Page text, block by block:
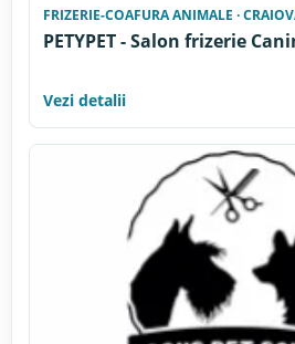
FRIZERIE-COAFURA ANIMALE ·
PETYPET - Salon frizerie
Vezi detalii